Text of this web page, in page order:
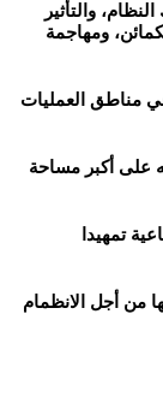
والتأثير
ومهاجمة
مناطق العمليات
على أكبر مساحة
تمهيدا
من أجل الانظمام